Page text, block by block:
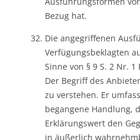
Bezug hat.
Die angegriffenen
Verfügungsbeklagten
Sinne von § 9 S. 2 Nr.
Der Begriff des
zu verstehen. Er
begangene Handlung,
Erklärungswert den
in äußerlich